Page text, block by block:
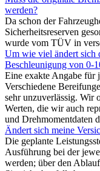
werden?
Da schon der
Sicherheitsreserven
wurde vom TÜV in
Um wie viel ändert sich
Beschleunigung von 0-
Eine exakte Angabe für
Verschiedene
sehr unzuverlässig. Wir
Werten, die wir auch
und Drehmomentdaten
Ändert sich meine
Die geplante
Ausführung bei der
werden; über den